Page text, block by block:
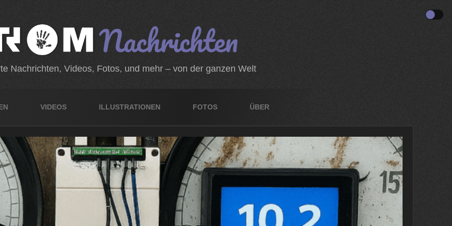
Nachrichten, Videos, Fotos, und mehr – von der ganzen Welt
VIDEOS ILLUSTRATIONEN FOTOS ÜBER